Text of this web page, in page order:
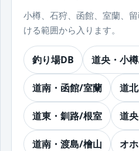
小樽、石狩、函館、室蘭、
ける範囲から入ります。
釣り場DB 道央・小
道南・函館/室蘭 道
道東・釧路/根室 道
道南・渡島/檜山 オ